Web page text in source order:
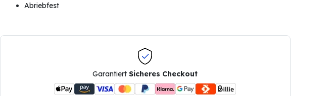
Abriebfest
GarantiertSicheres Checkout